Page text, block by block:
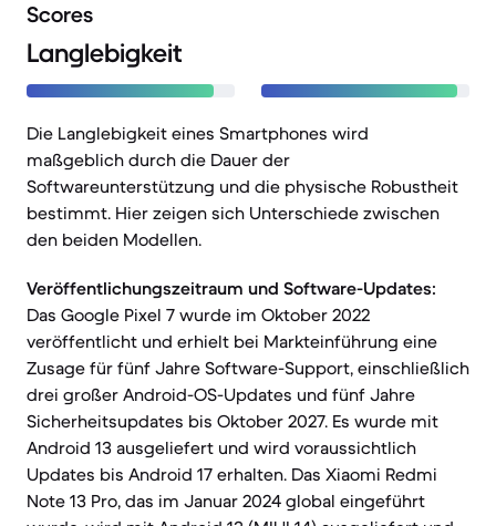
Scores
Langlebigkeit
Die Langlebigkeit eines Smartphones wird
maßgeblich durch die Dauer der
Softwareunterstützung und die physische Robustheit
bestimmt. Hier zeigen sich Unterschiede zwischen
den beiden Modellen.
Veröffentlichungszeitraum und Software-Updates:
Das Google Pixel 7 wurde im Oktober 2022
veröffentlicht und erhielt bei Markteinführung eine
Zusage für fünf Jahre Software-Support, einschließlich
drei großer Android-OS-Updates und fünf Jahre
Sicherheitsupdates bis Oktober 2027. Es wurde mit
Android 13 ausgeliefert und wird voraussichtlich
Updates bis Android 17 erhalten. Das Xiaomi Redmi
Note 13 Pro, das im Januar 2024 global eingeführt